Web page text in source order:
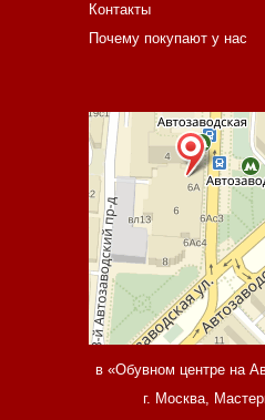
Контакты
Почему покупают у нас
в «Обувном центре на
г. Москва,